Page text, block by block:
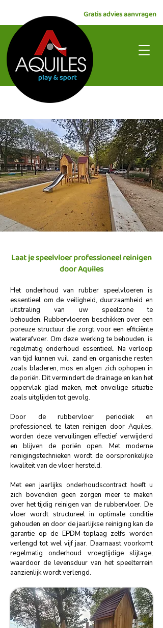
Gratis advies aanvragen
Laat je speelvloer professioneel reinigen
door Aquiles
Het onderhoud van rubber speelvloeren is
essentieel om de veiligheid, duurzaamheid en
uitstraling van uw speelzone te
behouden.Rubbervloeren beschikken over een
poreuze structuur die zorgt voor een efficiënte
waterafvoer. Om deze werking te behouden, is
regelmatig onderhoud essentieel. Na verloop
van tijd kunnen vuil, zand en organische resten
zoals bladeren, mos en algen zich ophopen in
de poriën. Dit vermindert de drainage en kan het
oppervlak glad maken, met onveilige situatie
zoals uitglijden tot gevolg.
Door de rubbervloer periodiek en
professioneel te laten reinigen door Aquiles,
worden deze vervuilingen effectief verwijderd
en blijven de poriën open. Met moderne
reinigingstechnieken wordt de oorspronkelijke
kwaliteit van de vloer hersteld.
Met een jaarlijks onderhoudscontract hoeft u
zich bovendien geen zorgen meer te maken
over het tijdig reinigen van de rubbervloer. De
vloer wordt structureel in optimale conditie
gehouden en door de jaarlijkse reiniging kan de
garantie op de EPDM-toplaag zelfs worden
verlengd tot wel vijf jaar. Daarnaast voorkomt
regelmatig onderhoud vroegtijdige slijtage,
waardoor de levensduur van het speelterrein
aanzienlijk wordt verlengd.